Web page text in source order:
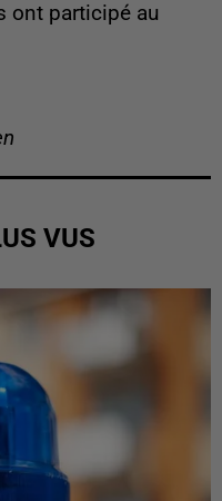
ont participé au
VUS